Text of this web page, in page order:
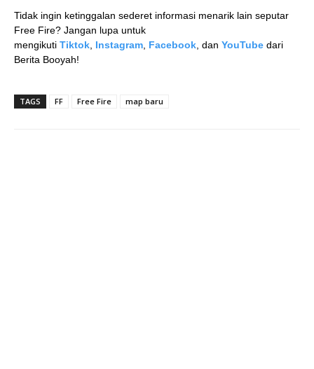
Tidak ingin ketinggalan sederet informasi menarik lain seputar
Free Fire? Jangan lupa untuk
mengikuti Tiktok Instagram Facebook , dan YouTube dari
Berita Booyah!
TAGS FF Free Fire map baru